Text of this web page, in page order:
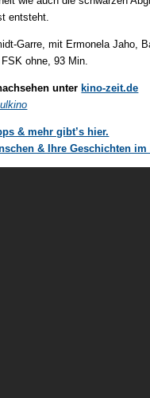
entsteht.
Garre, mit Ermonela Jaho,
ohne, 93 Min.
unter kino-zeit.de
& mehr gibt’s hier.
& Ihre Geschichten